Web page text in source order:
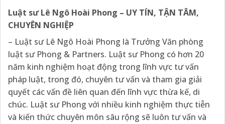
Luật sư Lê Ngô Hoài Phong – UY TÍN, TẬN TÂM,
CHUYÊN NGHIỆP
– Luật sư Lê Ngô Hoài Phong là Trưởng Văn phòng
luật sư Phong & Partners. Luật sư Phong có hơn 20
năm kinh nghiệm hoạt động trong lĩnh vực tư vấn
pháp luật, trong đó, chuyên tư vấn và tham gia giải
quyết các vấn đề liên quan đến lĩnh vực thừa kế, di
chúc. Luật sư Phong với nhiều kinh nghiệm thực tiễn
và kiến thức chuyên môn sâu rộng sẽ luôn tư vấn và